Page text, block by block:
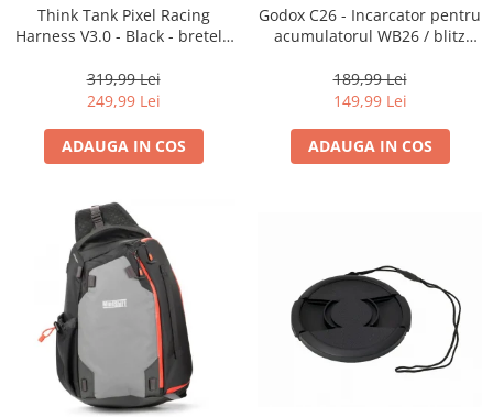
Think Tank Pixel Racing
Harness V3.0 - Black - bretele
319,99 Lei
249,99 Lei
ADAUGA IN COS
Godox C26 - Incarcator pentru
acumulatorul WB26 / blitz
189,99 Lei
149,99 Lei
ADAUGA IN COS